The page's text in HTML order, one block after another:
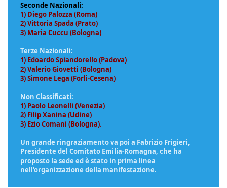
Seconde Nazionali:
1) Diego Palozza (Roma)
2) Vittoria Spada (Prato)
3) Maria Cuccu (Bologna)
Terze Nazionali:
1) Edoardo Spiandorello (Padova)
2) Valerio Giovetti (Bologna)
3) Simone Lega (Forlì-Cesena)
Non Classificati:
1) Paolo Leonelli (Venezia)
2) Filip Xanina (Udine)
3) Ezio Comani (Bologna).
Un grande ringraziamento va poi a Fabrizio Frigieri,
Presidente del Comitato Emilia-Romagna, che ha
proposto la sede ed è stato in prima linea
nell'organizzazione della manifestazione.